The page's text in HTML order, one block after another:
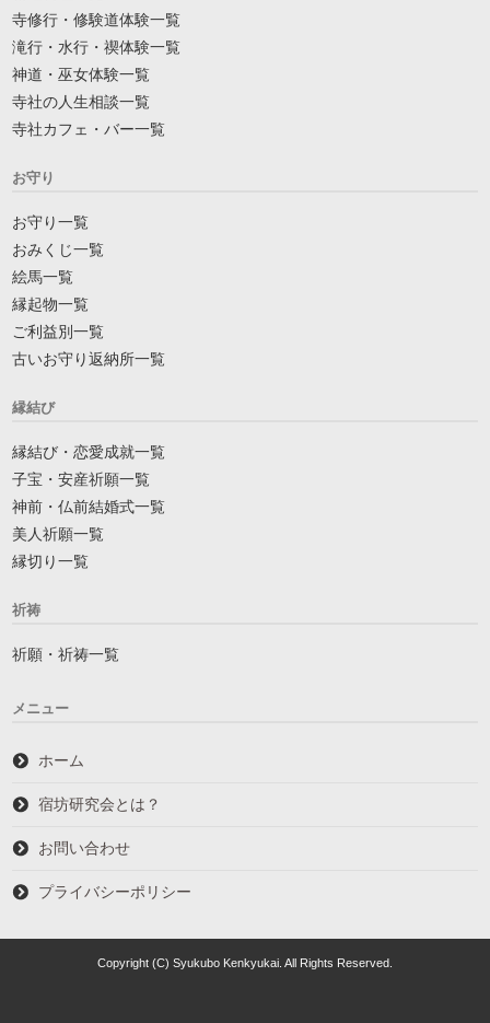
寺修行・修験道体験一覧
滝行・水行・禊体験一覧
神道・巫女体験一覧
寺社の人生相談一覧
寺社カフェ・バー一覧
お守り
お守り一覧
おみくじ一覧
絵馬一覧
縁起物一覧
ご利益別一覧
古いお守り返納所一覧
縁結び
縁結び・恋愛成就一覧
子宝・安産祈願一覧
神前・仏前結婚式一覧
美人祈願一覧
縁切り一覧
祈祷
祈願・祈祷一覧
メニュー
ホーム
宿坊研究会とは？
お問い合わせ
プライバシーポリシー
Copyright (C) Syukubo Kenkyukai. All Rights Reserved.